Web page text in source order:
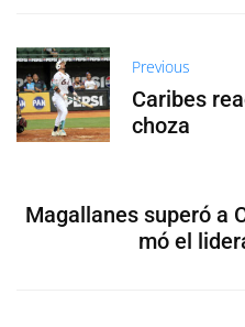
Previous
Caribes
choza
Magallanes superó a
mó el